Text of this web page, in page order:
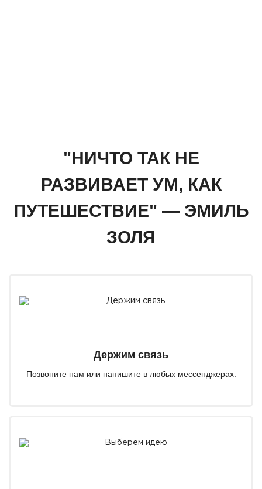
"НИЧТО ТАК НЕ
РАЗВИВАЕТ УМ, КАК
ПУТЕШЕСТВИЕ" — ЭМИЛЬ
ЗОЛЯ
Держим связь
Позвоните нам или напишите в любых мессенджерах.